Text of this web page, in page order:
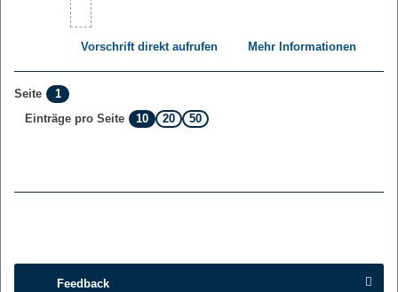
Vorschrift direkt aufrufen Mehr Informationen
Seite
1
Einträge pro Seite
10 20 50
Feedback